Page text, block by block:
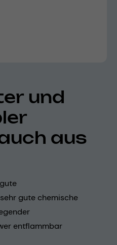
und
aus
gute chemische
entflammbar